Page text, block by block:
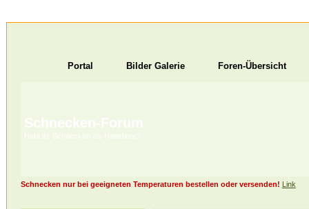
Portal Bilder Galerie Foren-Übersicht
Schnecken-Forum
Habt ihr Schnecken als Haustiere?
Schnecken nur bei geeigneten Temperaturen bestellen oder versenden! Link